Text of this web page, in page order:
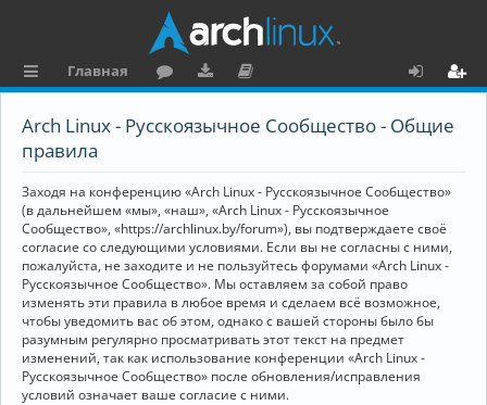
ы
к
и
Главная
ру
ру
и
ку
е
н
та
ц
и
я
о
Arch Linux - Русскоязычное Сообщество - Общие
правила
Заходя на конференцию «Arch Linux - Русскоязычное Сообщество»
(в дальнейшем «мы», «наш», «Arch Linux - Русскоязычное
Сообщество», «https://archlinux.by/forum»), вы подтверждаете своё
согласие со следующими условиями. Если вы не согласны с ними,
пожалуйста, не заходите и не пользуйтесь форумами «Arch Linux -
Русскоязычное Сообщество». Мы оставляем за собой право
изменять эти правила в любое время и сделаем всё возможное,
чтобы уведомить вас об этом, однако с вашей стороны было бы
разумным регулярно просматривать этот текст на предмет
изменений, так как использование конференции «Arch Linux -
Русскоязычное Сообщество» после обновления/исправления
условий означает ваше согласие с ними.